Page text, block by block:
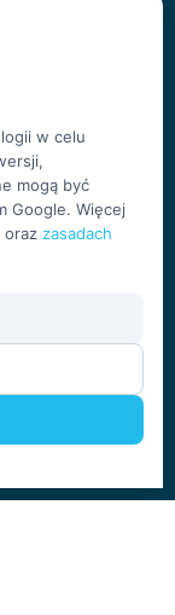
/
w celu
mogą być
Google. Więcej
oraz zasadach